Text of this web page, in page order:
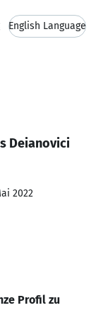
English Language
Deianovici
2022
Profil zu